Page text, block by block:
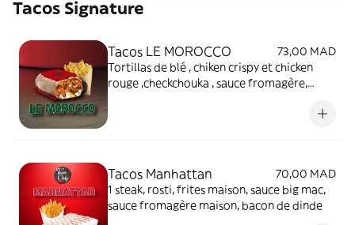
Tacos Signature
Tacos LE MOROCCO
73,00 MAD
Tortillas de blé , chiken crispy et chicken
rouge ,checkchouka , sauce fromagère,
Tacos Manhattan
70,00 MAD
1 steak, rosti, frites maison, sauce big mac,
sauce fromagère maison, bacon de dinde